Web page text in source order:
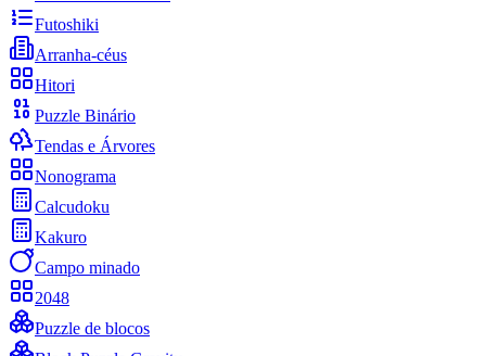
Futoshiki
Arranha-céus
Hitori
Puzzle Binário
Tendas e Árvores
Nonograma
Calcudoku
Kakuro
Campo minado
2048
Puzzle de blocos